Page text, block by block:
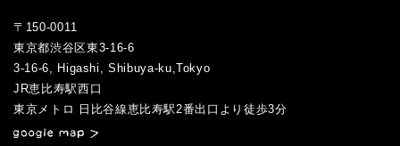
2017.01
〒150-0011
東京都渋谷区東3-16-6
3-16-6, Higashi, Shibuya-ku,Tokyo
JR恵比寿駅西口
／
東京メトロ 日比谷線恵比寿駅2番出口より徒歩3分